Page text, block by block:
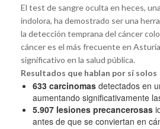
El test de sangre oculta en heces,
indolora, ha demostrado ser una
la detección temprana del cáncer
cáncer es el más frecuente en
significativo en la salud pública.
Resultados que hablan por sí solos
633 carcinomas detectados en
aumentando significativamente
5.907 lesiones precancerosas
antes de que se conviertan en